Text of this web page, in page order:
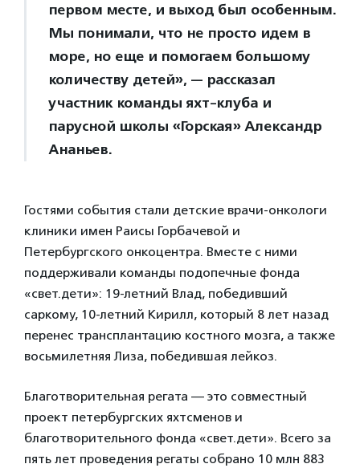
первом месте, и выход был особенным.
Мы понимали, что не просто идем в
море, но еще и помогаем большому
количеству детей», — рассказал
участник команды яхт-клуба и
парусной школы «Горская» Александр
Ананьев.
Гостями события стали детские врачи-онкологи
клиники имен Раисы Горбачевой и
Петербургского онкоцентра. Вместе с ними
поддерживали команды подопечные фонда
«свет.дети»: 19-летний Влад, победивший
саркому, 10-летний Кирилл, который 8 лет назад
перенес трансплантацию костного мозга, а также
восьмилетняя Лиза, победившая лейкоз.
Благотворительная регата — это совместный
проект петербургских яхтсменов и
благотворительного фонда «свет.дети». Всего за
пять лет проведения регаты собрано 10 млн 883